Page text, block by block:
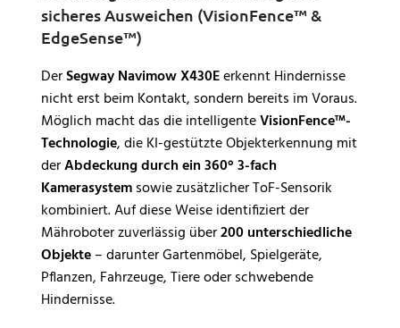
sicheres Ausweichen (VisionFence™ &
EdgeSense™)
DerSegway Navimow X430Eerkennt Hindernisse
nicht erst beim Kontakt, sondern bereits im Voraus.
Möglich macht das die intelligenteVisionFence™-
Technologie, die KI-gestützte Objekterkennung mit
derAbdeckung durch ein 360° 3-fach
Kamerasystemsowie zusätzlicher ToF-Sensorik
kombiniert. Auf diese Weise identifiziert der
Mähroboter zuverlässig über200 unterschiedliche
Objekte– darunter Gartenmöbel, Spielgeräte,
Pflanzen, Fahrzeuge, Tiere oder schwebende
Hindernisse.